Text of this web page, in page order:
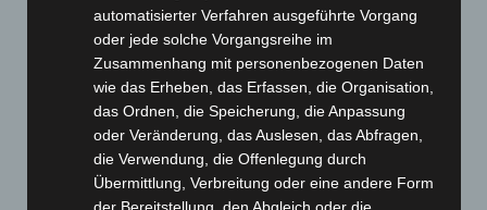
Webseite
Cashback-Aktion
Händler werden
Home
Gemeinsam spenden
automatisierter Verfahren ausgeführte Vorgang
oder jede solche Vorgangsreihe im
Zusammenhang mit personenbezogenen Daten
wie das Erheben, das Erfassen, die Organisation,
das Ordnen, die Speicherung, die Anpassung
oder Veränderung, das Auslesen, das Abfragen,
die Verwendung, die Offenlegung durch
Übermittlung, Verbreitung oder eine andere Form
der Bereitstellung, den Abgleich oder die